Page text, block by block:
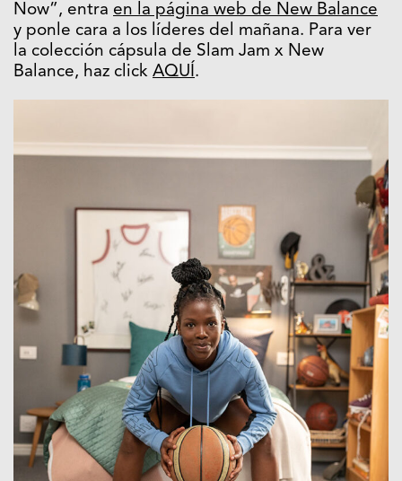
Now”, entra en la página web de New Balance
y ponle cara a los líderes del mañana. Para ver
la colección cápsula de Slam Jam x New
Balance, haz click AQUÍ.